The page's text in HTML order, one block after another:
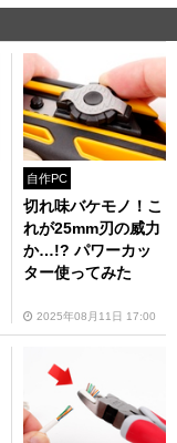
自作PC
切れ味バケモノ！こ
れが25mm刃の威力
か…!? パワーカッ
ター使ってみた
2025年08月11日 17:00